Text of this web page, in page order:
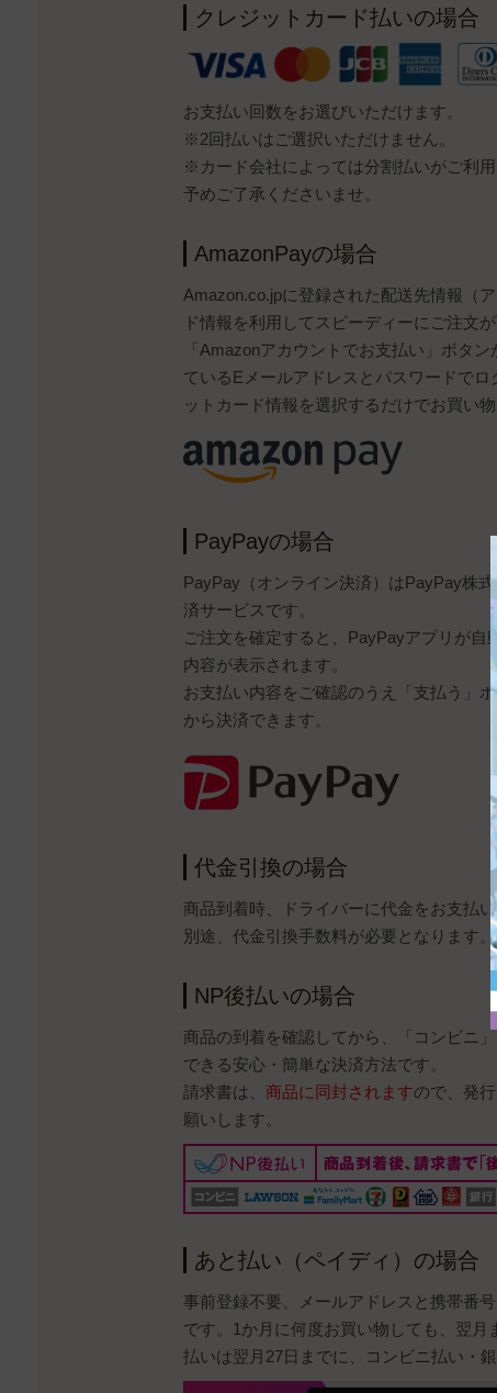
クレジットカード払いの場合
お支払い回数をお選びいただけます。
※2回払いはご選択いただけません。
※カード会社によっては分割払いがご利用
予めご了承くださいませ。
AmazonPayの場合
Amazon.co.jpに登録された配送先情報（
ド情報を利用してスピーディーにご注文が
「Amazonアカウントでお支払い」ボタ
ているEメールアドレスとパスワードで
ットカード情報を選択するだけでお買い物
PayPayの場合
PayPay（オンライン決済）はPayPay株
済サービスです。
ご注文を確定すると、PayPayアプリが自
内容が表示されます。
お支払い内容をご確認のうえ「支払う」
から決済できます。
代金引換の場合
商品到着時、ドライバーに代金をお支払
別途、代金引換手数料が必要となります。
NP後払いの場合
商品の到着を確認してから、「コンビニ
できる安心・簡単な決済方法です。
請求書は、 商品に同封されますので、発
願いします。
あと払い（ペイディ）の場合
事前登録不要、メールアドレスと携帯番
です。1か月に何度お買い物しても、翌月
払いは翌月27日までに、コンビニ払い・